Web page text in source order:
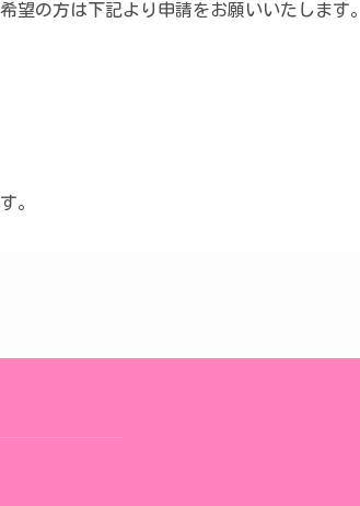
望の方は下記より申請をお願いいたします。
。